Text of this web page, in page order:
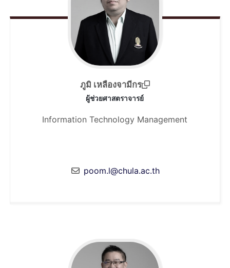
ภูมิ เหลืองจามีกร
ผู้ช่วยศาสตราจารย์
Information Technology Management
poom.l@chula.ac.th